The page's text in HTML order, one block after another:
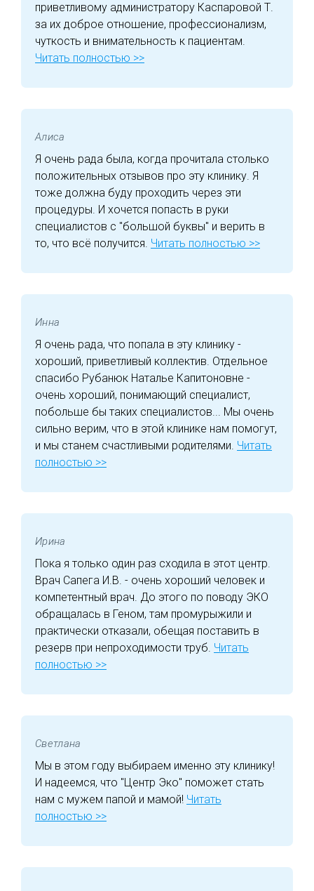
приветливому администратору Каспаровой Т.
за их доброе отношение, профессионализм,
чуткость и внимательность к пациентам.
Читать полностью >>
Алиса
Я очень рада была, когда прочитала столько
положительных отзывов про эту клинику. Я
тоже должна буду проходить через эти
процедуры. И хочется попасть в руки
специалистов с "большой буквы" и верить в
то, что всё получится. Читать полностью >>
Инна
Я очень рада, что попала в эту клинику -
хороший, приветливый коллектив. Отдельное
спасибо Рубанюк Наталье Капитоновне -
очень хороший, понимающий специалист,
побольше бы таких специалистов... Мы очень
сильно верим, что в этой клинике нам помогут,
и мы станем счастливыми родителями. Читать
полностью >>
Ирина
Пока я только один раз сходила в этот центр.
Врач Сапега И.В. - очень хороший человек и
компетентный врач. До этого по поводу ЭКО
обращалась в Геном, там промурыжили и
практически отказали, обещая поставить в
резерв при непроходимости труб. Читать
полностью >>
Светлана
Мы в этом году выбираем именно эту клинику!
И надеемся, что "Центр Эко" поможет стать
нам с мужем папой и мамой! Читать
полностью >>